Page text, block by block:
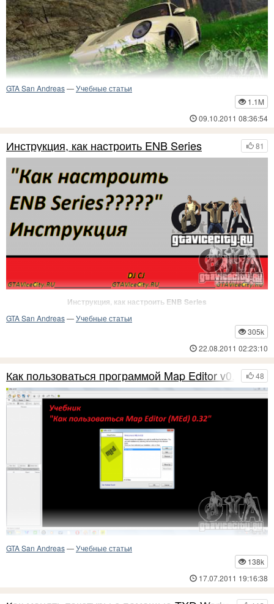
Существуют различные способы улучшения графики в игре.
GTA San Andreas—Учебные статьи
1.1M
09.10.2011 08:36:54
81
Инструкция, как настроить ENB Series
Инструкция, как настроить ENB Series
Эта инструкция для тех, кто желает настроить ENB под свой ПК (GTA SA).
GTA San Andreas—Учебные статьи
305k
22.08.2011 02:23:10
48
Как пользоваться программой Map Editor v0.32
Здесь я вам расскажу,как пользоваться данной программой на основе
GTA San Andreas—Учебные статьи
138k
17.07.2011 19:16:38